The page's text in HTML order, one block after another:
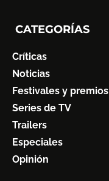
CATEGORÍAS
Críticas
Noticias
Festivales y premios
Series de TV
Trailers
Especiales
Opinión